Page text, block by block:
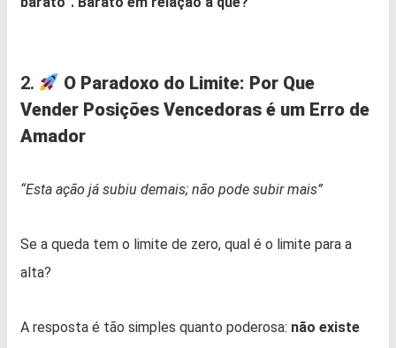
2.
O Paradoxo do Limite: Por Que
Vender Posições Vencedoras é um Erro de
Amador
“Esta ação já subiu demais; não pode subir mais”
Se a queda tem o limite de zero, qual é o limite para a
alta?
A resposta é tão simples quanto poderosa: não existe